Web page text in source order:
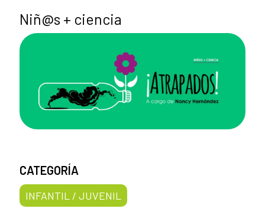
Niñ@s + ciencia
CATEGORÍA
INFANTIL / JUVENIL